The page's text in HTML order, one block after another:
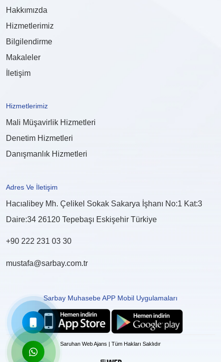
Hakkımızda
Hizmetlerimiz
Bilgilendirme
Makaleler
İletişim
Hizmetlerimiz
Mali Müşavirlik Hizmetleri
Denetim Hizmetleri
Danışmanlık Hizmetleri
Adres Ve İletişim
Hacıalibey Mh. Çelikel Sokak Sakarya İşhanı No:1 Kat:3
Daire:34 26120 Tepebaşı Eskişehir Türkiye
+90 222 231 03 30
mustafa@sarbay.com.tr
Sarbay Muhasebe APP Mobil Uygulamaları
Saruhan Web Ajans | Tüm Hakları Saklıdır